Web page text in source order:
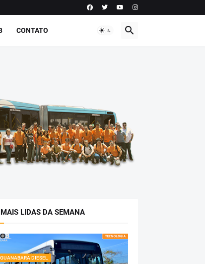
CONTATO
LIDAS DA SEMANA
GUANABARA DIESEL